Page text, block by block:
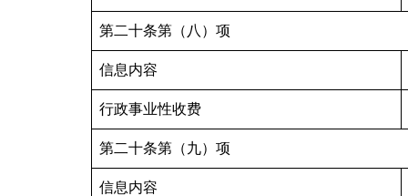
第二十条第（八）项
信息内容
行政事业性收费
第二十条第（九）项
信息内容